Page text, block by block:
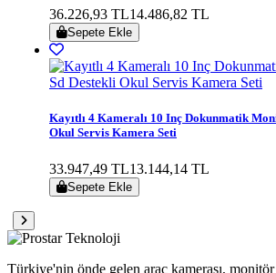
36.226,93 TL14.486,82 TL
Sepete Ekle
Kayıtlı 4 Kameralı 10 Inç Dokunmatik
Okul Servis Kamera Seti
33.947,49 TL13.144,14 TL
Sepete Ekle
Türkiye'nin önde gelen araç kamerası,